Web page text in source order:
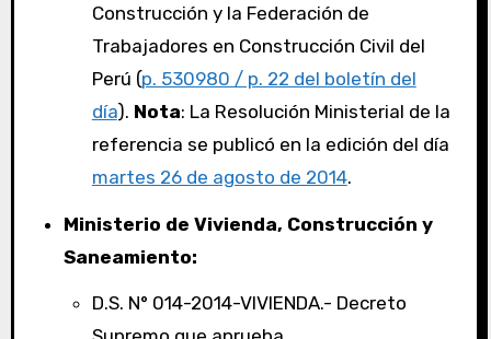
Construcción y la Federación de
Trabajadores en Construcción Civil del
Perú (p. 530980 / p. 22 del boletín del
día). Nota: La Resolución Ministerial de la
referencia se publicó en la edición del día
martes 26 de agosto de 2014.
Ministerio de Vivienda, Construcción y
Saneamiento:
D.S. N° 014-2014-VIVIENDA.- Decreto